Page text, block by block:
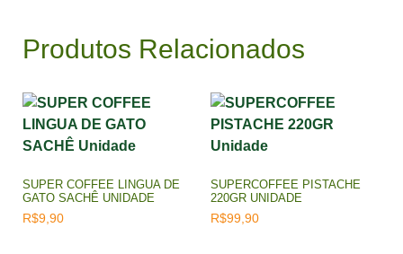
Produtos Relacionados
SUPER COFFEE LINGUA DE
GATO SACHÊ UNIDADE
R$9,90
SUPERCOFFEE PISTACHE
220GR UNIDADE
R$99,90